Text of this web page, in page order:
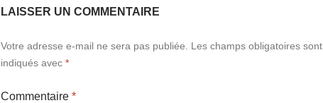
LAISSER UN COMMENTAIRE
Votre adresse e-mail ne sera pas publiée.
Les champs obligatoires sont
indiqués avec *
Commentaire *